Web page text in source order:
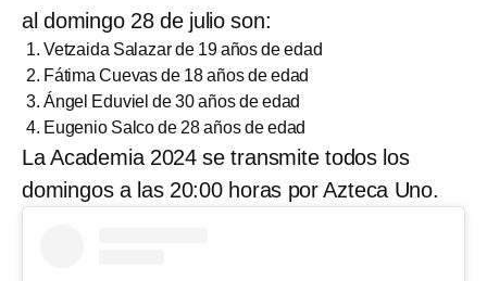
al domingo 28 de julio son:
Vetzaida Salazar de 19 años de edad
Fátima Cuevas de 18 años de edad
Ángel Eduviel de 30 años de edad
Eugenio Salco de 28 años de edad
La Academia 2024 se transmite todos los
domingos a las 20:00 horas por Azteca Uno.